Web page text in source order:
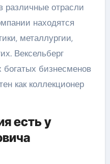
различные отрасли
находятся
металлургии,
Вексельберг
бизнесменов
как коллекционер
есть у